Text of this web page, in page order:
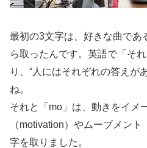
最初の3文字は、好きな曲であ
ら取ったんです。英語で「そ
り、“人にはそれぞれの答えが
ね。
それと「mo」は、動きをイメ
（motivation）やムーブメン
字を取りました。